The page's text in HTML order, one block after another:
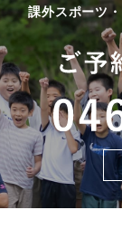
課外スポーツ